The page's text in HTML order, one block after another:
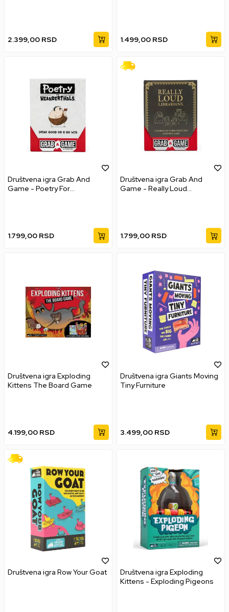
2.399,00 RSD 1.499,00 RSD
Društvena igra Grab And
Game - Poetry For
1.799,00 RSD
Društvena igra Grab And
Game - Really Loud
1.799,00 RSD
Društvena igra Exploding
Kittens The Board Game
4.199,00 RSD
Društvena igra Giants Moving
Tiny Furniture
3.499,00 RSD
Društvena igra Row Your Goat
Društvena igra Exploding
Kittens - Exploding Pigeons